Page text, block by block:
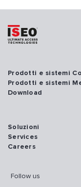
Prodotti e sistemi
Prodotti e sistemi
Download
Soluzioni
Services
Careers
Follow us